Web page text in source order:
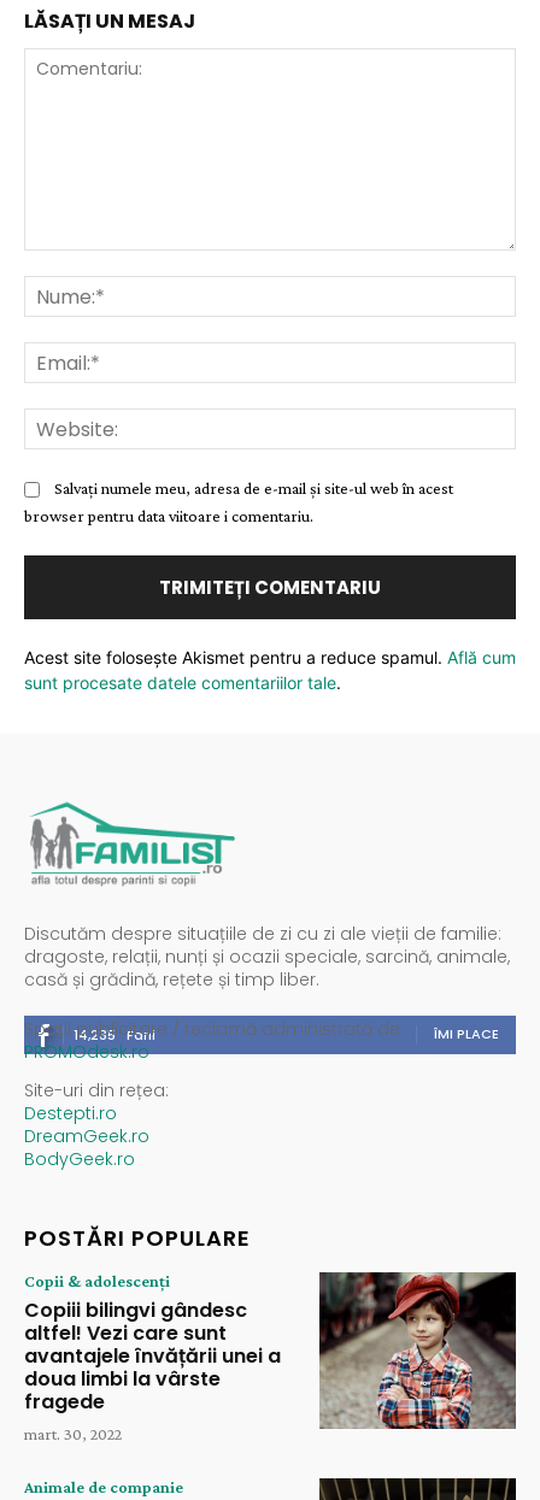
LĂSAȚI UN MESAJ
Salvați numele meu, adresa de e-mail și site-ul web în acest
browser pentru data viitoare i comentariu.
Acest site folosește Akismet pentru a reduce spamul. Află cum
sunt procesate datele comentariilor tale.
Discutăm despre situațiile de zi cu zi ale vieții de familie:
dragoste, relații, nunți și ocazii speciale, sarcină, animale,
casă și grădină, rețete și timp liber.
14,235 Fani ÎMI PLACE
Spații publicitare / reclamă administrată de
PROMOdesk.ro
Site-uri din rețea:
Destepti.ro
DreamGeek.ro
BodyGeek.ro
POSTĂRI POPULARE
Copii & adolescenți
Copiii bilingvi gândesc
altfel! Vezi care sunt
avantajele învățării unei a
doua limbi la vârste
fragede
mart. 30, 2022
Animale de companie